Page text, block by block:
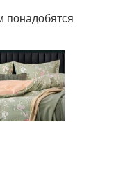
понадобятся